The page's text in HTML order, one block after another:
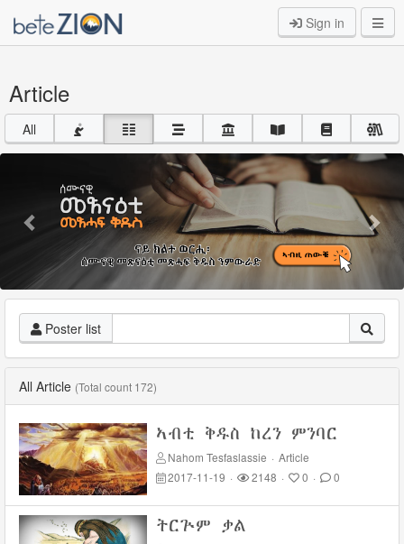
Sign in
Article
All
Poster list
All Article (Total count 172)
ኣብቲ ቅዱስ ከረን ምንባር
Nahom Tesfaslassie · Article
2017-11-19 · 2148 · 0 · 0
ትርጕም ቃል